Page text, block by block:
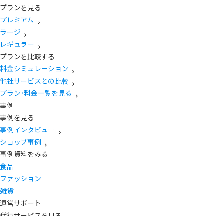
プランを見る
プレミアム
ラージ
レギュラー
プランを比較する
料金シミュレーション
他社サービスとの比較
プラン・料金一覧を見る
事例
事例を見る
事例インタビュー
ショップ事例
事例資料をみる
食品
ファッション
雑貨
運営サポート